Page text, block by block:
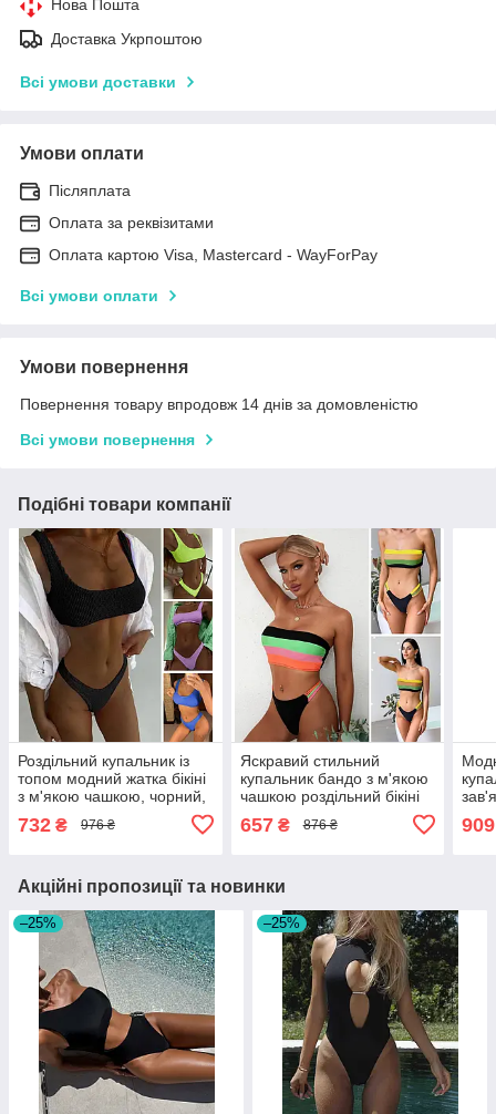
Нова Пошта
Доставка Укрпоштою
Всі умови доставки
Умови оплати
Післяплата
Оплата за реквізитами
Оплата картою Visa, Mastercard - WayForPay
Всі умови оплати
Умови повернення
Повернення товару впродовж 14 днів за домовленістю
Всі умови повернення
Подібні товари компанії
Роздільний купальник із
топом модний жатка бікіні
з м'якою чашкою, чорний,
блакитний
732 ₴ 976 ₴
Яскравий стильний
купальник бандо з м'якою
чашкою роздільний бікіні
без бретелей, кольоровий,
розмір S, M, L
657₴ 876 ₴ 909
Акційні пропозиції та новинки
–25% –25%